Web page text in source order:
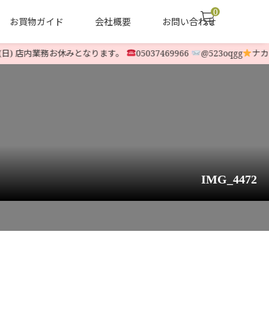
お買物ガイド 会社概要 お問い合わせ
ヤナセ他 中古除雪機
0
内業務お休みとなります。 05037469966 @523oqgg ナカム
IMG_4472